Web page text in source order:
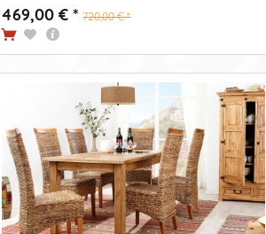
469,00 € * 720,00 € *